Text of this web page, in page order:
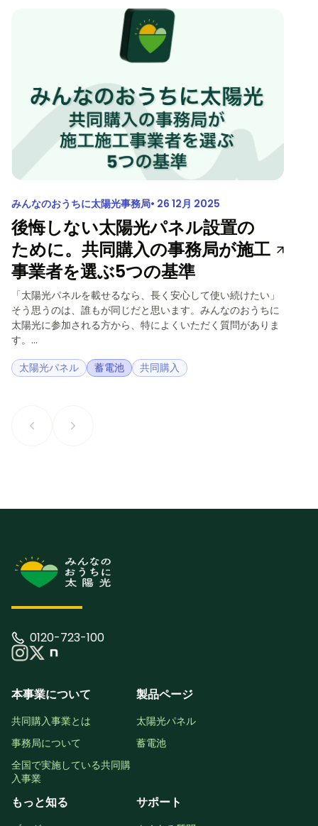
みんなのおうちに太陽光事務局 26 12月 2025
後悔しない太陽光パネル設置の
ために。共同購入の事務局が施工
事業者を選ぶ5つの基準
「太陽光パネルを載せるなら、長く安心して使い続けたい」
そう思うのは、誰もが同じだと思います。みんなのおうちに
太陽光に参加される方から、特によくいただく質問がありま
す。...
太陽光パネル
蓄電池 共同購入
0120-723-100
本事業について
共同購入事業とは
事務局について
全国で実施している共同購
入事業
製品ページ
太陽光パネル
蓄電池
もっと知る サポート